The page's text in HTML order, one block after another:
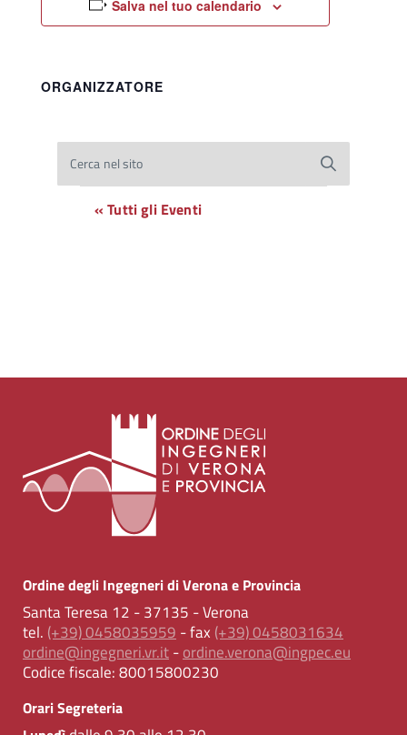
Salva nel tuo calendario
ORGANIZZATORE
Cerca nel sito
« Tutti gli Eventi
Ordine degli Ingegneri di Verona e Provincia
Santa Teresa 12 - 37135 - Verona
tel. (+39) 0458035959 - fax (+39) 0458031634
ordine@ingegneri.vr.it-ordine.verona@ingpec.eu
Codice fiscale:80015800230
Orari Segreteria